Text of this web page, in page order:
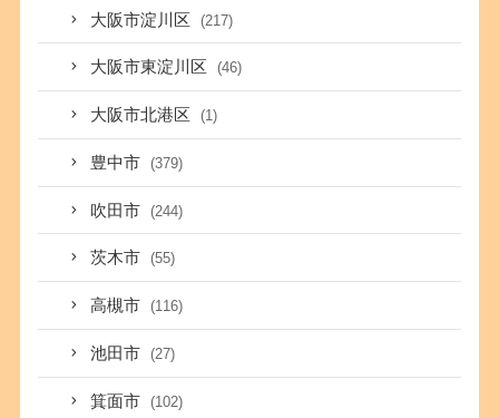
大阪市淀川区 (217)
大阪市東淀川区 (46)
大阪市北港区 (1)
豊中市 (379)
吹田市 (244)
茨木市 (55)
高槻市 (116)
池田市 (27)
箕面市 (102)